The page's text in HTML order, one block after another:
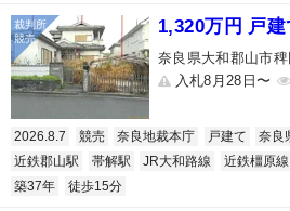
1,320万円 戸建
奈良県大和郡山市
入札8月28日〜
2026.8.7 競売 奈良地裁本庁 戸建て 奈良
近鉄郡山駅
帯解駅 JR大和路線 近鉄橿原線
築37年
徒歩15分